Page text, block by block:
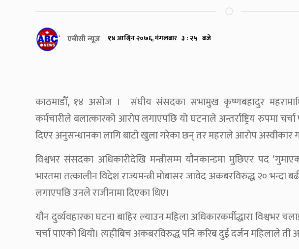
एबीसी न्यूज १४ आश्विन २०७६, मंगलबार ३ : २५ बजे
काठमाडौँ, १४ असोज । संघीय संसदका सभामुख कृष्णबहादुर
कर्मचारीले बलात्कारको आरोप लगाएपछि यो घटनाले अन्तर्राष्ट्रिय रुपमा
दिएर अनुसन्धानका लागि बाटो खुला गरेका छन् तर महराले आरोप अस्वीकार
विश्वभर संसदका अधिकारीदेखि मन्त्रीसम्म यौनकान्डमा मुछिएर पद
भारतमा तत्कालीन विदेश राज्यमन्त्री मोबासर जावेद अकबरविरुद्ध २० भन्दा
लगाएपछि उनले राजीनामा दिएका थिए।
यौन दुर्व्यवहारका घटना बाहिर ल्याउन महिला अधिकारकर्मीद्धारा विश्वभर
चर्चा पाएको थियो। त्यहीबिच अकबरविरुद्ध पनि करिब दुई दर्जन महिलाले ती